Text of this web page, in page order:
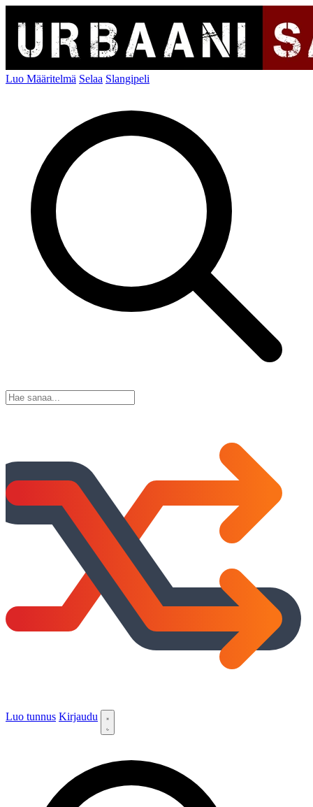
Luo Määritelmä Selaa Slangipeli
Luo tunnus Kirjaudu